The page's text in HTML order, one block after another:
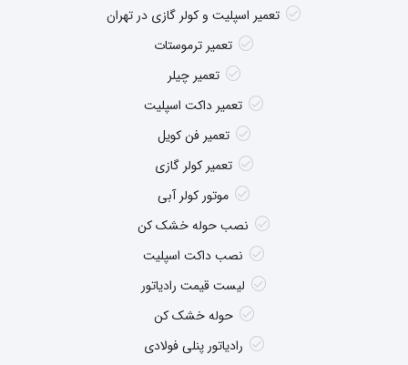
تعمیر اسپلیت و کولر گازی در تهران
تعمیر ترموستات
تعمیر چیلر
تعمیر داکت اسپلیت
تعمیر فن کویل
تعمیر کولر گازی
موتور کولر آبی
نصب حوله خشک کن
نصب داکت اسپلیت
لیست قیمت رادیاتور
حوله خشک کن
رادیاتور پنلی فولادی